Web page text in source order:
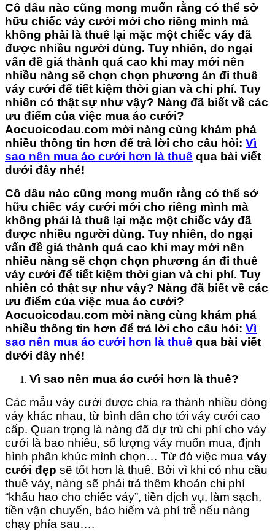
Cô dâu nào cũng mong muốn rằng có thể sở
hữu chiếc váy cưới mới cho riêng mình mà
không phải là thuê lại mặc một chiếc váy đã
được nhiều người dùng. Tuy nhiên, do ngại
vấn đề giá thành quá cao khi may mới nên
nhiều nàng sẽ chọn chọn phương án đi thuê
váy cưới để tiết kiệm thời gian và chi phí. Tuy
nhiên có thật sự như vậy? Nàng đã biết về các
ưu điểm của việc mua áo cưới?
Aocuoicodau.com mời nàng cùng khám phá
nhiều thông tin hơn để trả lời cho câu hỏi: Vì
sao nên mua áo cưới hơn là thuê qua bài viết
dưới đây nhé!
Cô dâu nào cũng mong muốn rằng có thể sở
hữu chiếc váy cưới mới cho riêng mình mà
không phải là thuê lại mặc một chiếc váy đã
được nhiều người dùng. Tuy nhiên, do ngại
vấn đề giá thành quá cao khi may mới nên
nhiều nàng sẽ chọn chọn phương án đi thuê
váy cưới để tiết kiệm thời gian và chi phí. Tuy
nhiên có thật sự như vậy? Nàng đã biết về các
ưu điểm của việc mua áo cưới?
Aocuoicodau.com mời nàng cùng khám phá
nhiều thông tin hơn để trả lời cho câu hỏi: Vì
sao nên mua áo cưới hơn là thuê qua bài viết
dưới đây nhé!
Vì sao nên mua áo cưới hơn là thuê?
Các mẫu váy cưới được chia ra thành nhiều dòng
váy khác nhau, từ bình dân cho tới váy cưới cao
cấp. Quan trọng là nàng đã dự trù chi phí cho váy
cưới là bao nhiêu, số lượng váy muốn mua, định
hình phân khúc mình chọn… Từ đó việc mua váy
cưới đẹp sẽ tốt hơn là thuê. Bởi vì khi có nhu cầu
thuê váy, nàng sẽ phải trả thêm khoản chi phí
“khấu hao cho chiếc váy”, tiền dịch vụ, làm sạch,
tiền vận chuyển, bảo hiểm và phí trễ nếu nàng
chạy phía sau….